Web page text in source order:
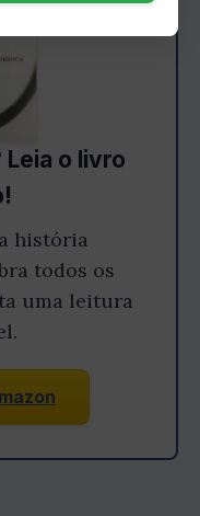
o livro
história
todos os
uma leitura